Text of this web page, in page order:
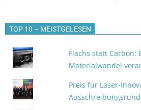
TOP 10 – MEISTGELESEN
Flachs statt Carbon:
Materialwandel
Preis für Laser-